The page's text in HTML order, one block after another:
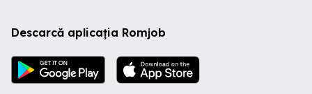
Descarcă aplicația Romjob